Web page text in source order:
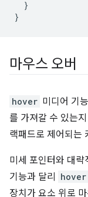
}
}
마우스 오버
hover 미디어 기
를 가져갈 수 있는
랙패드로 제어되는
미세 포인터와 대
기능과 달리
hover
장치가 요소 위로